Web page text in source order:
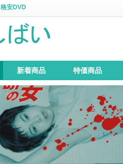
格安DVD
新着商品 特価商品